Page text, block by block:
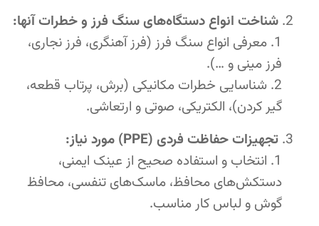
شناخت انواع دستگاه‌های سنگ فرز و خطرات آنها:
معرفی انواع سنگ فرز (فرز آهنگری، فرز نجاری،
فرز مینی و …).
شناسایی خطرات مکانیکی (برش، پرتاب قطعه،
گیر کردن)، الکتریکی، صوتی و ارتعاشی.
تجهیزات حفاظت فردی (PPE) مورد نیاز:
انتخاب و استفاده صحیح از عینک ایمنی،
دستکش‌های محافظ، ماسک‌های تنفسی، محافظ
گوش و لباس کار مناسب.